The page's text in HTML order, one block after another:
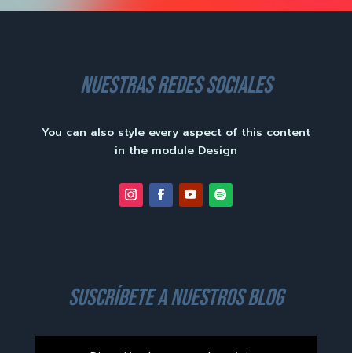
nuestras redes sociales
You can also style every aspect of this content
in the module Design
suscríbete a nuestros blog